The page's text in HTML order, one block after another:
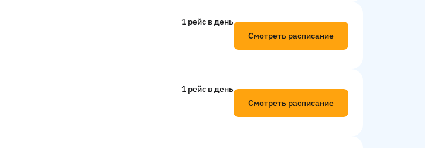
1 рейс в день
Смотреть расписание
1 рейс в день
Смотреть расписание